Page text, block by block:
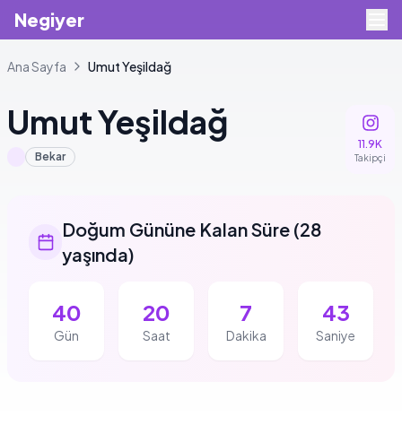
Negiyer
Ana Sayfa UmutYeşildağ
UmutYeşildağ
Bekar
11.9K
Takipçi
Doğum Gününe Kalan Süre (28
yaşında)
40
Gün
20
Saat
7
Dakika
43
Saniye